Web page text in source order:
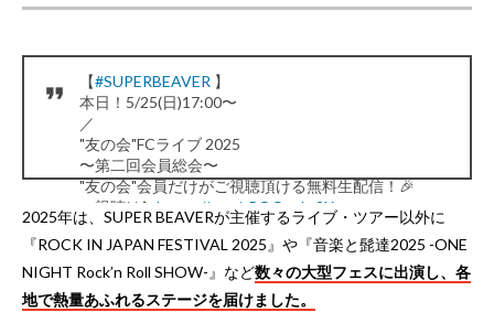
【#SUPERBEAVER 】
本日！5/25(日)17:00〜
／
"友の会"FCライブ 2025
〜第二回会員総会〜
"友の会"会員だけがご視聴頂ける無料生配信！🎉
ご視聴は▶︎ https://t.co/aPOOpchr2X
＼
※友の会会員限定の配信となります。
※後日アーカイブ配信を予定しております。詳細は改
めてお知らせします。pic.twitter.com/MU1O2Ky72A
— SUPER BEAVER (@super_beaver)
2025年は、SUPER BEAVERが主催するライブ・ツアー以外に
『ROCK IN JAPAN FESTIVAL 2025』や『音楽と髭達2025 -ONE
NIGHT Rock’n Roll SHOW-』など数々の大型フェスに出演し、各
地で熱量あふれるステージを届けました。